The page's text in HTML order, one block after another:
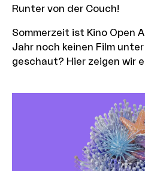
Runter von der Couch!
Sommerzeit ist Kino Open
Jahr noch keinen Film unter
geschaut? Hier zeigen wir